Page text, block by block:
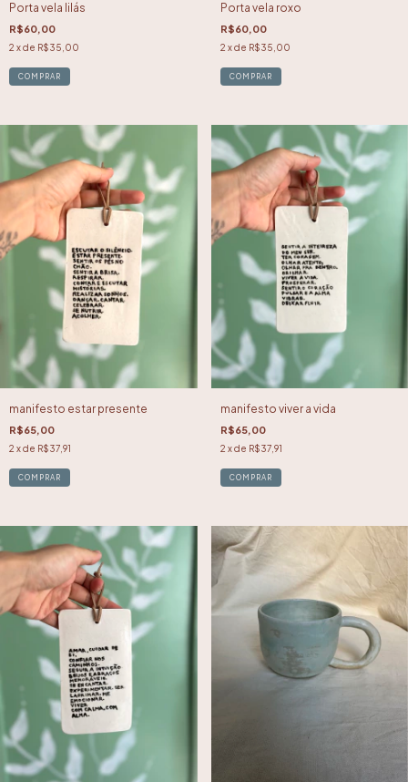
Porta vela lilás
R$60,00
2 x de R$35,00
Porta vela roxo
R$60,00
2 x de R$35,00
manifesto estar presente
R$65,00
2 x de R$37,91
manifesto viver a vida
R$65,00
2 x de R$37,91